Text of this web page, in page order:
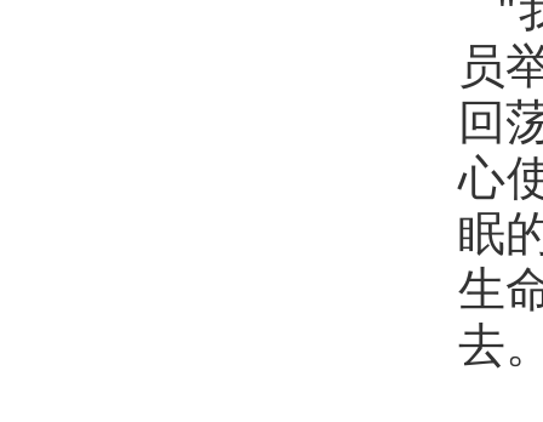
员
回
心
眠
生
去